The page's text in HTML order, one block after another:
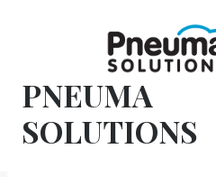
PNEUMA
SOLUTIONS